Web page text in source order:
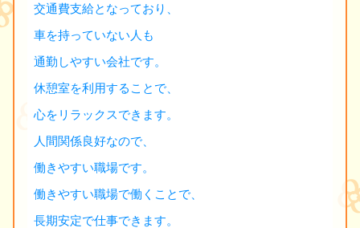
交通費支給となっており、
車を持っていない人も
通勤しやすい会社です。
休憩室を利用することで、
心をリラックスできます。
人間関係良好なので、
働きやすい職場です。
働きやすい職場で働くことで、
長期安定で仕事できます。